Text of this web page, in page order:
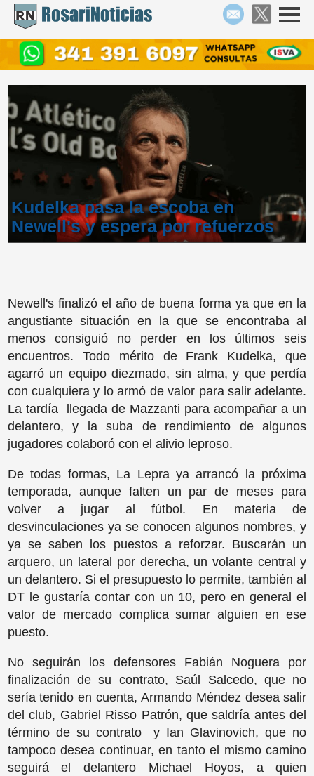
Kudelka pasa la escoba en
Newell's y espera por refuerzos
Newell's finalizó el año de buena forma ya que en la
angustiante situación en la que se encontraba al
menos consiguió no perder en los últimos seis
encuentros. Todo mérito de Frank Kudelka, que
agarró un equipo diezmado, sin alma, y que perdía
con cualquiera y lo armó de valor para salir adelante.
La tardía llegada de Mazzanti para acompañar a un
delantero, y la suba de rendimiento de algunos
jugadores colaboró con el alivio leproso.
De todas formas, La Lepra ya arrancó la próxima
temporada, aunque falten un par de meses para
volver a jugar al fútbol. En materia de
desvinculaciones ya se conocen algunos nombres, y
ya se saben los puestos a reforzar. Buscarán un
arquero, un lateral por derecha, un volante central y
un delantero. Si el presupuesto lo permite, también al
DT le gustaría contar con un 10, pero en general el
valor de mercado complica sumar alguien en ese
puesto.
No seguirán los defensores Fabián Noguera por
finalización de su contrato, Saúl Salcedo, que no
sería tenido en cuenta, Armando Méndez desea salir
del club, Gabriel Risso Patrón, que saldría antes del
término de su contrato y Ian Glavinovich, que no
tampoco desea continuar, en tanto el mismo camino
seguirá el delantero Michael Hoyos, a quien